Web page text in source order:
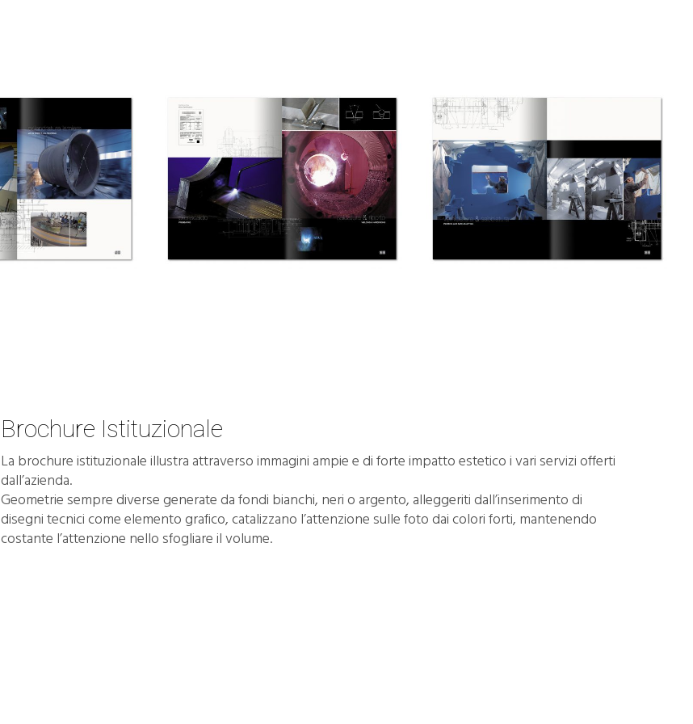
Brochure Istituzionale
La brochure istituzionale illustra attraverso immagini ampie e di forte impatto estetico i vari servizi offerti
dall’azienda.
Geometrie sempre diverse generate da fondi bianchi, neri o argento, alleggeriti dall’inserimento di
disegni tecnici come elemento grafico, catalizzano l’attenzione sulle foto dai colori forti, mantenendo
costante l’attenzione nello sfogliare il volume.